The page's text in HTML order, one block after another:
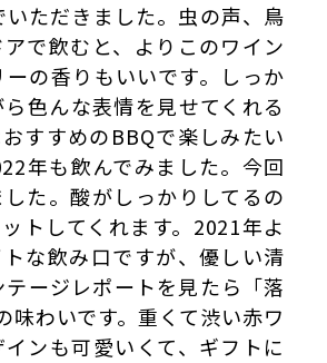
ただきました。虫の声、鳥
で飲むと、よりこのワイン
の香りもいいです。しっか
色んな表情を見せてくれる
すすめのBBQで楽しみたい
年も飲んでみました。今回
た。酸がしっかりしてるの
トしてくれます。2021年よ
な飲み口ですが、優しい清
ージレポートを見たら「落
味わいです。重くて渋い赤ワ
ンも可愛いくて、ギフトに